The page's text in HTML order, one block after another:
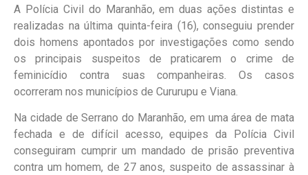
A Polícia Civil do Maranhão, em duas ações distintas e
realizadas na última quinta-feira (16), conseguiu prender
dois homens apontados por investigações como sendo
os principais suspeitos de praticarem o crime de
feminicídio contra suas companheiras. Os casos
ocorreram nos municípios de Cururupu e Viana.
Na cidade de Serrano do Maranhão, em uma área de mata
fechada e de difícil acesso, equipes da Polícia Civil
conseguiram cumprir um mandado de prisão preventiva
contra um homem, de 27 anos, suspeito de assassinar à